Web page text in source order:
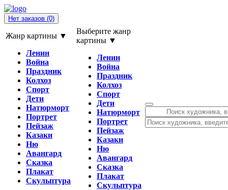
Нет заказов (0)
Жанр картины ▼
Ленин
Война
Праздник
Колхоз
Спорт
Дети
Натюрморт
Портрет
Пейзаж
Казаки
Ню
Авангард
Сказка
Плакат
Скульптура
Выберите жанр
картины ▼
Ленин
Война
Праздник
Колхоз
Спорт
Дети
Натюрморт
Портрет
Пейзаж
Казаки
Ню
Авангард
Сказка
Плакат
Скульптура